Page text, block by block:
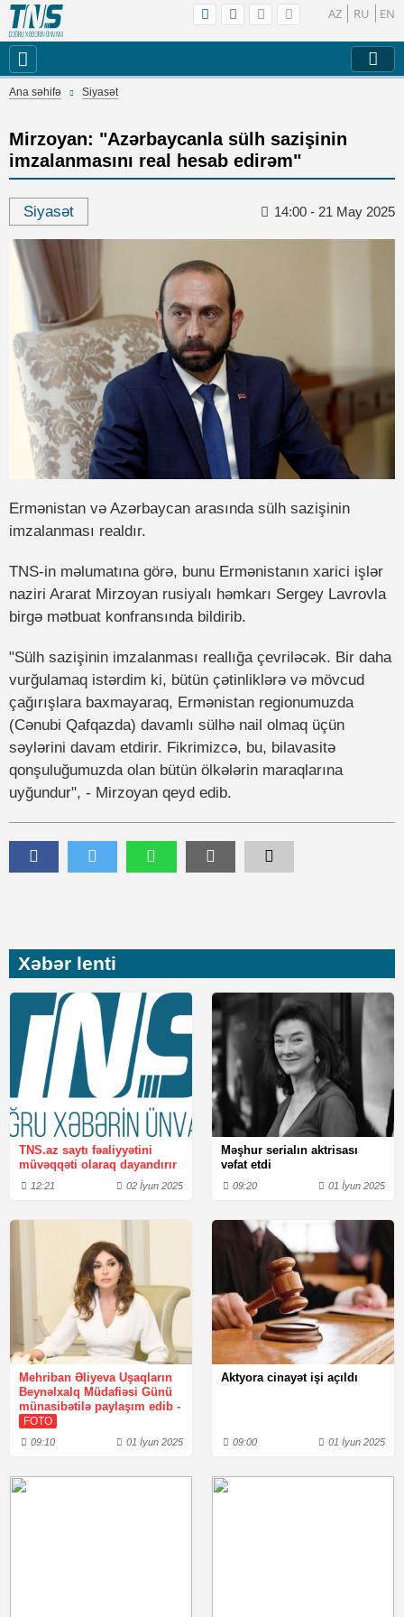
AZ RU EN
Ana səhifə Siyasət
Xəbər lenti
TNS.az saytı fəaliyyətini
müvəqqəti olaraq dayandırır
12:21 02 İyun 2025
Məşhur serialın aktrisası
vəfat etdi
09:20 01 İyun 2025
Mehriban Əliyeva Uşaqların
Beynəlxalq Müdafiəsi Günü
münasibətilə paylaşım edib -
FOTO
09:10 01 İyun 2025
Aktyora cinayət işi açıldı
09:00 01 İyun 2025
Mirzoyan: "Azərbaycanla sülh sazişinin
imzalanmasını real hesab edirəm"
Siyasət 14:00 - 21 May 2025
Ermənistan və Azərbaycan arasında sülh sazişinin
imzalanması realdır.
TNS-in məlumatına görə, bunu Ermənistanın xarici işlər
naziri Ararat Mirzoyan rusiyalı həmkarı Sergey Lavrovla
birgə mətbuat konfransında bildirib.
"Sülh sazişinin imzalanması reallığa çevriləcək. Bir daha
vurğulamaq istərdim ki, bütün çətinliklərə və mövcud
çağırışlara baxmayaraq, Ermənistan regionumuzda
(Cənubi Qafqazda) davamlı sülhə nail olmaq üçün
səylərini davam etdirir. Fikrimizcə, bu, bilavasitə
qonşuluğumuzda olan bütün ölkələrin maraqlarına
uyğundur", - Mirzoyan qeyd edib.